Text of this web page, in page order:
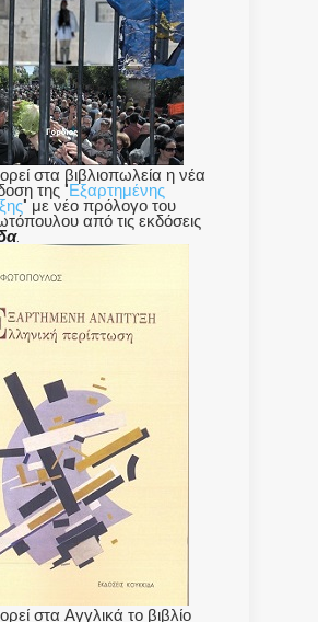
στα βιβλιοπωλεία η νέα
της "Εξαρτημένης
" με νέο πρόλογο του
από τις εκδόσεις
.
στα Αγγλικά το βιβλίο